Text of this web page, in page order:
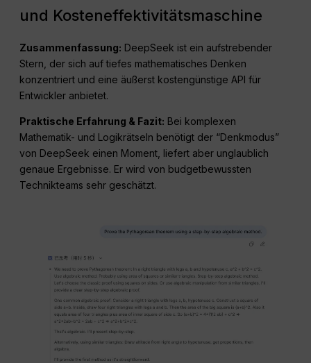
und Kosteneffektivitätsmaschine
Zusammenfassung: DeepSeek ist ein aufstrebender
Stern, der sich auf tiefes mathematisches Denken
konzentriert und eine äußerst kostengünstige API für
Entwickler anbietet.
Praktische Erfahrung & Fazit: Bei komplexen
Mathematik- und Logikrätseln benötigt der “Denkmodus”
von DeepSeek einen Moment, liefert aber unglaublich
genaue Ergebnisse. Er wird von budgetbewussten
Technikteams sehr geschätzt.